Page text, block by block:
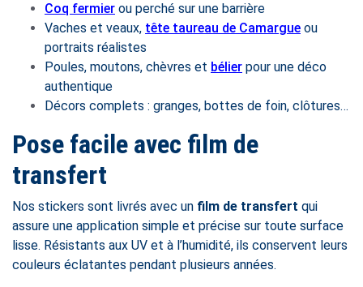
Coq fermier ou perché sur une barrière
Vaches et veaux, tête taureau de Camargue ou
portraits réalistes
Poules, moutons, chèvres et bélier pour une déco
authentique
Décors complets : granges, bottes de foin, clôtures…
Pose facile avec film de
transfert
Nos stickers sont livrés avec un film de transfert qui
assure une application simple et précise sur toute surface
lisse. Résistants aux UV et à l’humidité, ils conservent leurs
couleurs éclatantes pendant plusieurs années.